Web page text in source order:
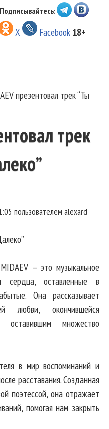
Подписывайтесь:
X Facebook 18+
презентовал трек “Ты
трек
пользователем alexard
– это музыкальное
сердца, оставленные в
Она рассказывает
любви, окончившейся
оставившим множество
в мир воспоминаний и
расставания. Созданная
поэтессой, она отражает
помогая нам закрыть